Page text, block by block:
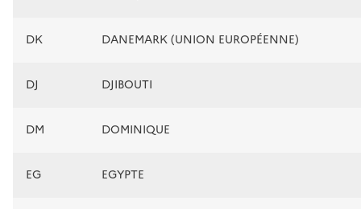
DK DANEMARK (UNION EUROPÉENNE)
DJ DJIBOUTI
DM DOMINIQUE
EG EGYPTE